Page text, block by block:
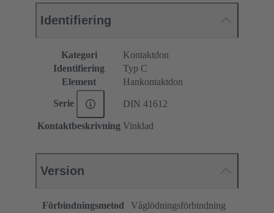
Identifiering
Kategori
Kontaktdon
Identifiering
Typ C
Element
Hankontaktdon
Serie DIN 41612
Kontaktbeskrivning Vinklad
Version
Förbindningsmetod Våglödningsförbindning